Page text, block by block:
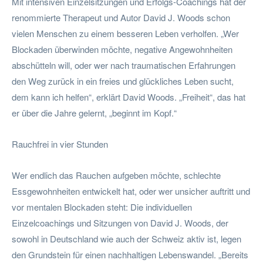
renommierte Therapeut und Autor David J. Woods schon
vielen Menschen zu einem besseren Leben verholfen. „Wer
Blockaden überwinden möchte, negative Angewohnheiten
abschütteln will, oder wer nach traumatischen Erfahrungen
den Weg zurück in ein freies und glückliches Leben sucht,
dem kann ich helfen“, erklärt David Woods. „Freiheit“, das hat
er über die Jahre gelernt, „beginnt im Kopf.“
Rauchfrei in vier Stunden
Wer endlich das Rauchen aufgeben möchte, schlechte
Essgewohnheiten entwickelt hat, oder wer unsicher auftritt und
vor mentalen Blockaden steht: Die individuellen
Einzelcoachings und Sitzungen von David J. Woods, der
sowohl in Deutschland wie auch der Schweiz aktiv ist, legen
den Grundstein für einen nachhaltigen Lebenswandel. „Bereits